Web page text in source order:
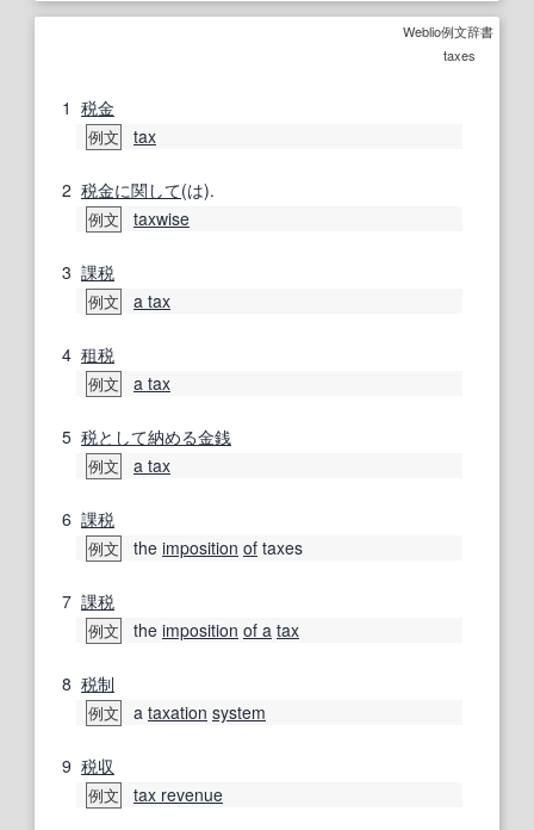
Weblio例文辞書
taxes
1 税金
例文 tax
2 税金に関して(は).
例文 taxwise
3 課税
例文 a tax
4 租税
例文 a tax
5 税として納める金銭
例文 a tax
6 課税
例文 the imposition of taxes
7 課税
例文 the imposition of a tax
8 税制
例文 a taxation system
9 税収
例文 tax revenue